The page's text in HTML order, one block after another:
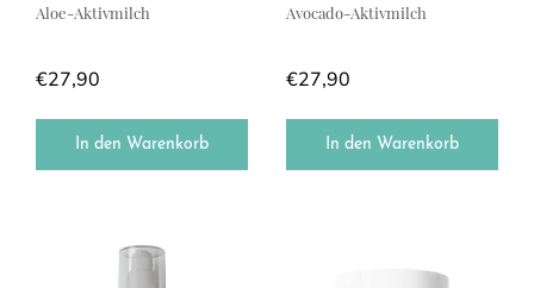
Aloe-Aktivmilch
€27,90
In den Warenkorb
Avocado-Aktivmilch
€27,90
In den Warenkorb